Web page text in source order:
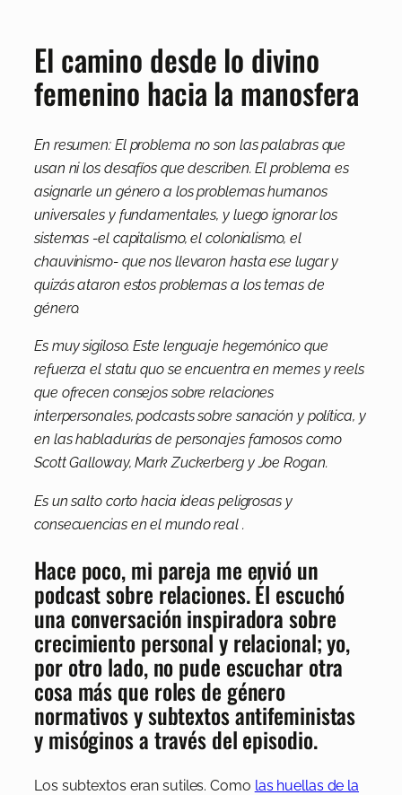
El camino desde lo divino
femenino hacia la manosfera
En resumen: El problema no son las palabras que
usan ni los desafíos que describen. El problema es
asignarle un género a los problemas humanos
universales y fundamentales, y luego ignorar los
sistemas -el capitalismo, el colonialismo, el
chauvinismo- que nos llevaron hasta ese lugar y
quizás ataron estos problemas a los temas de
género.
Es muy sigiloso. Este lenguaje hegemónico que
refuerza el statu quo se encuentra en memes y reels
que ofrecen consejos sobre relaciones
interpersonales, podcasts sobre sanación y política, y
en las habladurías de personajes famosos como
Scott Galloway, Mark Zuckerberg y Joe Rogan.
Es un salto corto hacia ideas peligrosas y
consecuencias en el mundo real .
Hace poco, mi pareja me envió un
podcast sobre relaciones. Él escuchó
una conversación inspiradora sobre
crecimiento personal y relacional; yo,
por otro lado, no pude escuchar otra
cosa más que roles de género
normativos y subtextos antifeministas
y misóginos a través del episodio.
Los subtextos eran sutiles. Como las huellas de la